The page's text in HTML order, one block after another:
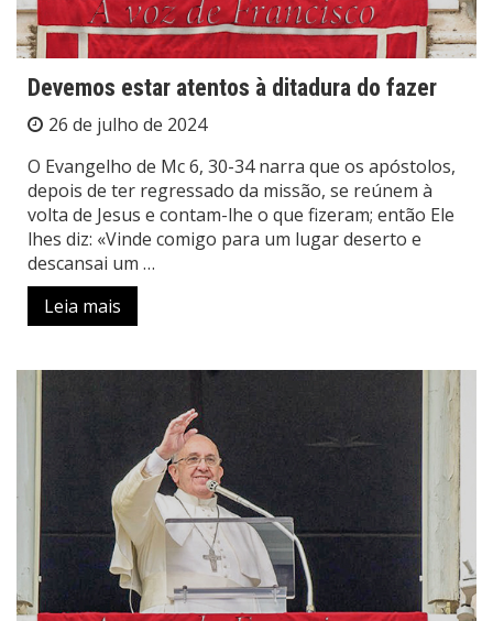
Devemos estar atentos à ditadura do fazer
26 de julho de 2024
O Evangelho de Mc 6, 30-34 narra que os apóstolos,
depois de ter regressado da missão, se reúnem à
volta de Jesus e contam-lhe o que fizeram; então Ele
lhes diz: «Vinde comigo para um lugar deserto e
descansai um …
Leia mais